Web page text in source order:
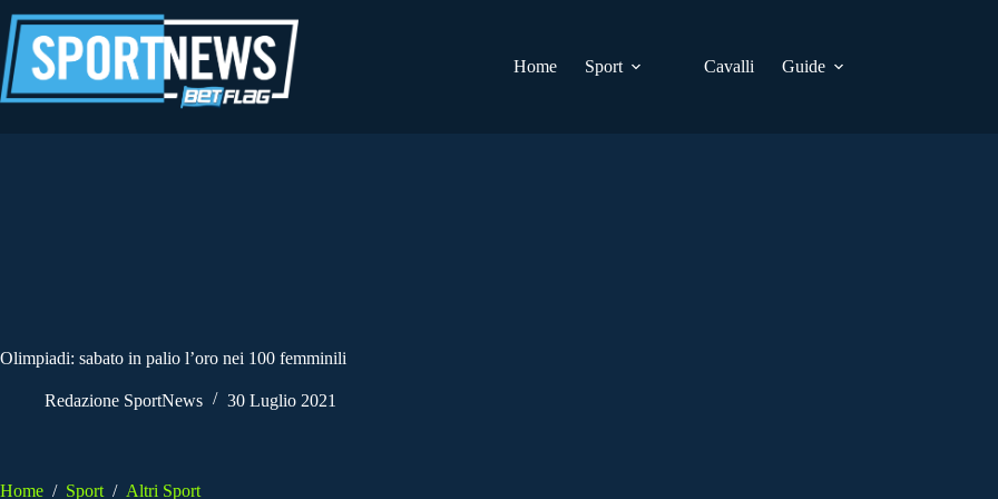
al
contenuto
Home
Sport Cavalli Guide
Olimpiadi: sabato in palio l’oro nei 100 femminili
Redazione SportNews 30 Luglio 2021
Home / Sport / Altri Sport